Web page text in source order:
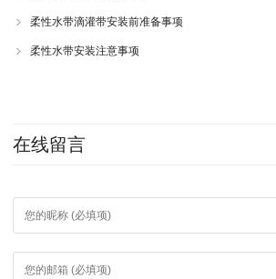
柔性水带滴灌带安装前准备事项
柔性水带安装注意事项
在线留言